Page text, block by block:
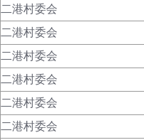
二港村委会
二港村委会
二港村委会
二港村委会
二港村委会
二港村委会